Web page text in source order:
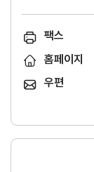
팩스
홈페이지
우편